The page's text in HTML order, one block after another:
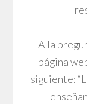
A la
página
siguiente: